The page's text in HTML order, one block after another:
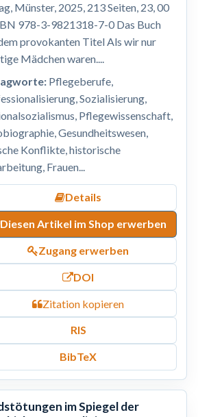
Münster, 2025, 213 Seiten, 23, 00
978-3-9821318-7-0 Das Buch
provokanten Titel Als wir nur
Mädchen waren....
Pflegeberufe,
Sozialisierung,
Pflegewissenschaft,
Gesundheitswesen,
Konflikte, historische
Frauen...
Details
Diesen Artikel im Shop erwerben
Zugang erwerben
DOI
Zitation kopieren
RIS
BibTeX
im Spiegel der